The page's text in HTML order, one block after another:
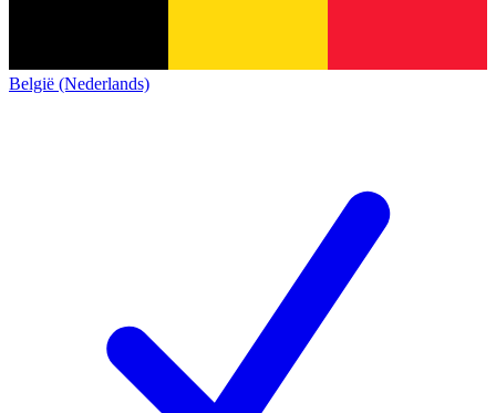
België (Nederlands)